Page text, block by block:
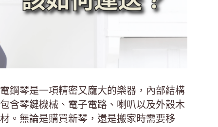
電鋼琴是一項精密又龐大的樂器，內部結構
包含琴鍵機械、電子電路、喇叭以及外殼木
材。無論是購買新琴，還是搬家時需要移